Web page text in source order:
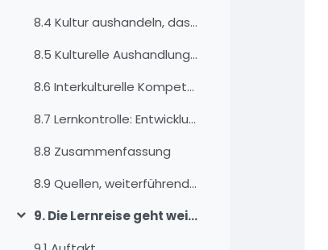
8.4 Kultur aushandeln, das Modell
8.5 Kulturelle Aushandlung, ein schrittweiser Ansatz
8.6 Interkulturelle Kompetenz, das Konzept
8.7 Lernkontrolle: Entwicklung einer gemeinsamen Basis, ein Fallstudienansatz
8.8 Zusammenfassung
8.9 Quellen, weiterführende Literatur und Weblinks
Derulează
9. Die Lernreise geht weiter